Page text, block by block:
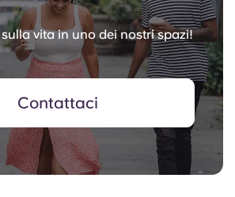
vita in uno dei nostri spazi!
Contattaci